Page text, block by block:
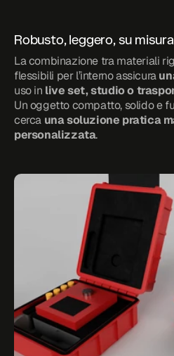
Robusto, leggero, su misura
La combinazione tra materiali
flessibili per l’interno assicura
uso in live set, studio o
Un oggetto compatto, solido e
cerca una soluzione pratica
personalizzata.